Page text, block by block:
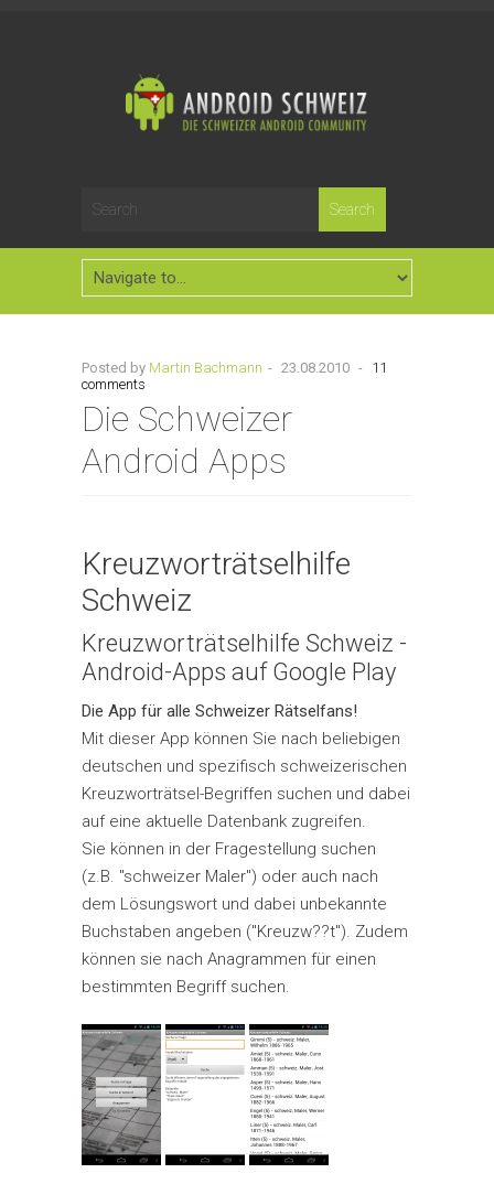
Posted by Martin Bachmann - 23.08.2010 - 11
comments
Die Schweizer
Android Apps
Kreuzworträtselhilfe
Schweiz
Kreuzworträtselhilfe Schweiz -
Android-Apps auf Google Play
Die App für alle Schweizer Rätselfans!
Mit dieser App können Sie nach beliebigen
deutschen und spezifisch schweizerischen
Kreuzworträtsel-Begriffen suchen und dabei
auf eine aktuelle Datenbank zugreifen.
Sie können in der Fragestellung suchen
(z.B. "schweizer Maler") oder auch nach
dem Lösungswort und dabei unbekannte
Buchstaben angeben ("Kreuzw??t"). Zudem
können sie nach Anagrammen für einen
bestimmten Begriff suchen.